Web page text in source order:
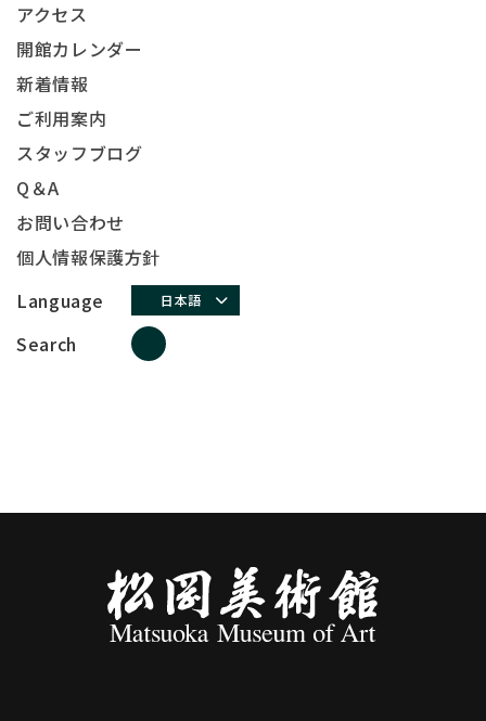
アクセス
開館カレンダー
新着情報
ご利用案内
スタッフブログ
Q＆A
お問い合わせ
個人情報保護方針
Language
日本語
Search